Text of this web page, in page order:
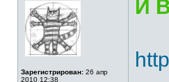
Зарегистрирован: 26 апр
2010 12:38
И